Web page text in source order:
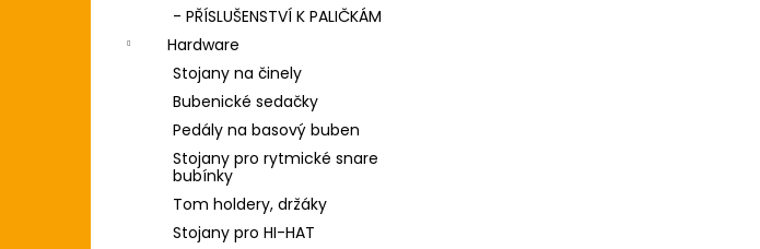
- PŘÍSLUŠENSTVÍ K PALIČKÁM
Hardware
Stojany na činely
Bubenické sedačky
Pedály na basový buben
Stojany pro rytmické snare
bubínky
Tom holdery, držáky
Stojany pro HI-HAT